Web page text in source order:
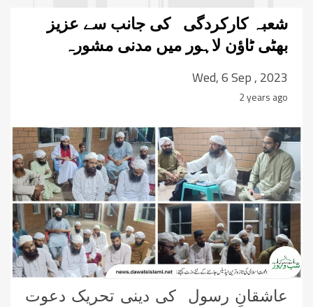
شعبہ کارکردگی کی جانب سے عزیز
بھٹی ٹاؤن لاہور میں مدنی مشورہ
Wed, 6 Sep , 2023
2 years ago
عاشقانِ رسول کی دینی تحریک دعوت